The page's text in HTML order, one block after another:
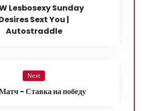
Lesbosexy Sunday
Sext You |
Autostraddle
Next
- Ставка на победу